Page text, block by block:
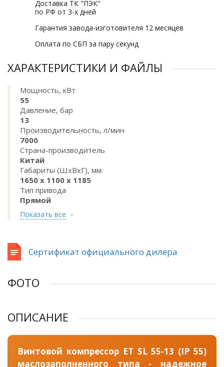
Доставка ТК "ПЭК"
по РФ от 3-х дней
Гарантия завода-изготовителя 12 месяцев
Оплата по СБП за пару секунд
ХАРАКТЕРИСТИКИ И ФАЙЛЫ
Мощность, кВт
55
Давление, бар
13
Производительность, л/мин
7000
Страна-производитель
Китай
Габариты (ШхВхГ), мм.
1650 х 1100 х 1185
Тип привода
Прямой
Показать все
Сертификат официального дилера
ФОТО
ОПИСАНИЕ
Винтовой компрессор ET SL 55-13 (IP 55)
маслозаполненного типа - надежное